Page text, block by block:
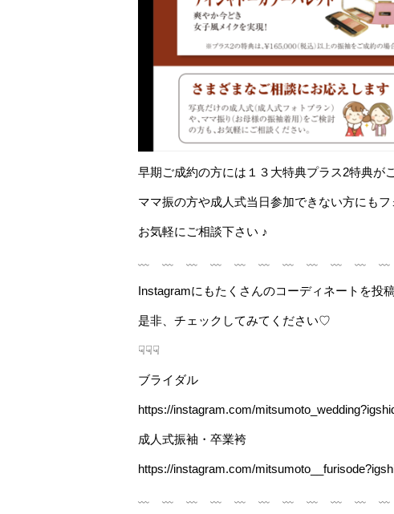
早期ご成約の方には１３大特典プラス2特典が
ママ振の方や成人式当日参加できない方にも
お気軽にご相談下さい ♪
﹏ ﹏ ﹏ ﹏ ﹏ ﹏ ﹏ ﹏ ﹏ ﹏
Instagramにもたくさんのコーディネートを投
是非、チェックしてみてください♡
☟☟☟
ブライダル
https://instagram.com/
成人式振袖・卒業袴
https://instagram.com/
﹏ ﹏ ﹏ ﹏ ﹏ ﹏ ﹏ ﹏ ﹏ ﹏